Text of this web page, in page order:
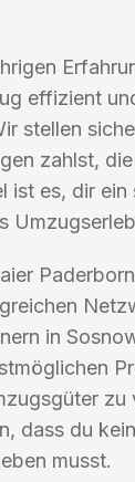
effizient
stellen
zahlst,
ist es, dir ein
in
zu
dass du
musst.